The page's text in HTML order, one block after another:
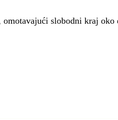
slobodni kraj oko